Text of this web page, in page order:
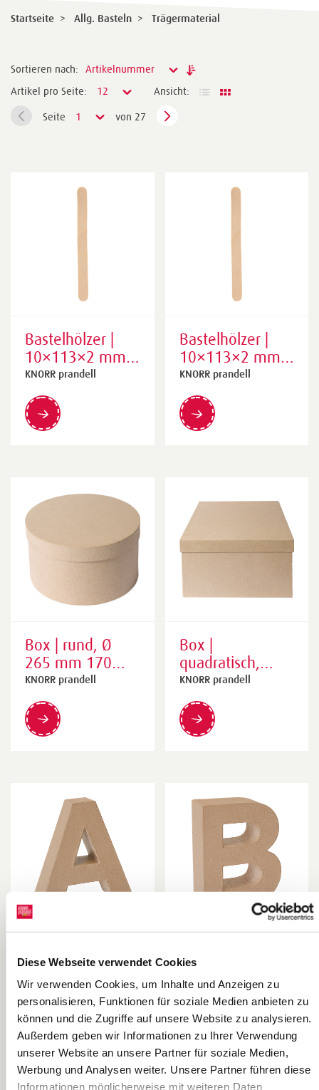
Diese Webseite verwendet Cookies
Wir verwenden Cookies, um Inhalte und Anzeigen zu
personalisieren, Funktionen für soziale Medien anbieten zu
können und die Zugriffe auf unsere Website zu analysieren.
Außerdem geben wir Informationen zu Ihrer Verwendung
unserer Website an unsere Partner für soziale Medien,
Werbung und Analysen weiter. Unsere Partner führen diese
Informationen möglicherweise mit weiteren Daten
Startseite > Allg. Basteln > Trägermaterial
Sortieren nach:
Artikelnummer
Artikel pro Seite:
12 Ansicht:
Seite 1 von 27
Bastelhölzer |
10×113×2 mm,
natur, 100 Stück
KNORR prandell
Bastelhölzer |
10×113×2 mm,
natur, 1000
Stück
KNORR prandell
Box | rund, Ø
265 mm 170
mm, braun
KNORR prandell
Box |
quadratisch,
265×180×265
mm, braun
KNORR prandell
„A“ 3D |
175×175×55
mm, natur
KNORR prandell
„B“ 3D |
146×175×55
mm, natur
KNORR prandell